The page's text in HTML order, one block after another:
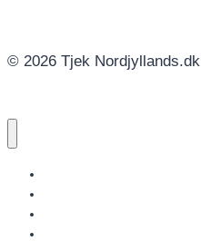
© 2026 Tjek Nordjyllands.dk